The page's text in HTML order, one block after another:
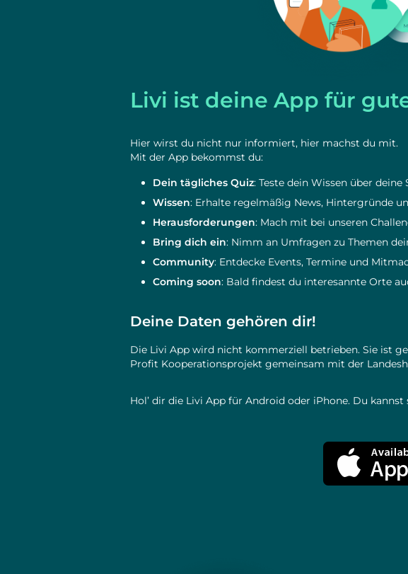
Livi ist deine App für
Hier wirst du nicht nur informiert, hier machst du mit.
Mit der App bekommst du:
Dein tägliches Quiz: Teste dein Wissen über
Wissen: Erhalte regelmäßig News, Hintergründe
Herausforderungen: Mach mit bei unseren
Bring dich ein: Nimm an Umfragen zu Themen
Community: Entdecke Events, Termine und
Coming soon: Bald findest du interesannte Orte
Deine Daten gehören dir!
Die Livi App wird nicht kommerziell betrieben. Sie ist
Profit Kooperationsprojekt gemeinsam mit der
Hol’ dir die Livi App für Android oder iPhone. Du